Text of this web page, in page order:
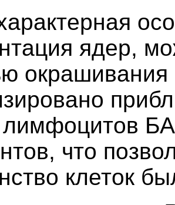
ядер,
что
клеток